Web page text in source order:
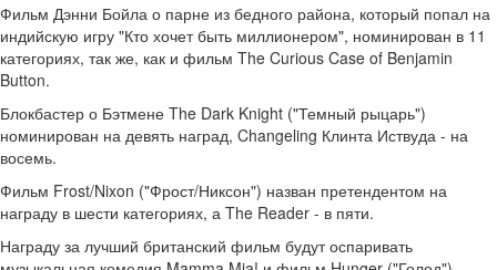
Фильм Дэнни Бойла о парне из бедного района, который попал на
индийскую игру "Кто хочет быть миллионером", номинирован в 11
категориях, так же, как и фильм The Curious Case of Benjamin
Button.
Блокбастер о Бэтмене The Dark Knight ("Темный рыцарь")
номинирован на девять наград, Changeling Клинта Иствуда - на
восемь.
Фильм Frost/Nixon ("Фрост/Никсон") назван претендентом на
награду в шести категориях, а The Reader - в пяти.
Награду за лучший британский фильм будут оспаривать